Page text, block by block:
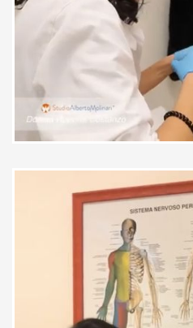
Molto chiara,
sembrata molto
Paziente
Ho effettuato
online oggi con
Costanzo e mi